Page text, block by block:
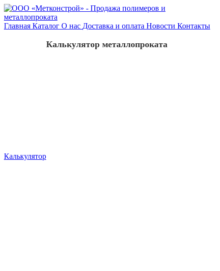
Главная Каталог О нас Доставка и оплата Новости Контакты
Калькулятор
Калькулятор металлопроката